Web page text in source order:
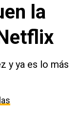
la
y ya es lo más